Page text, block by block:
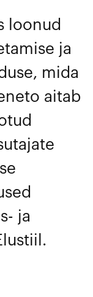
loonud
ja
mida
aitab
ja